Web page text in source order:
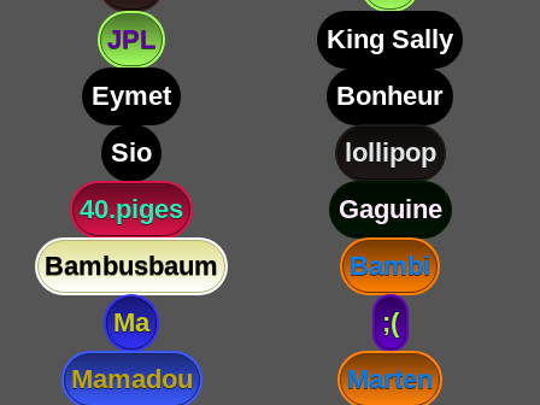
JPL
King Sally
Eymet
Bonheur
Sio
lollipop
40.piges
Gaguine
Bambusbaum
Bambi
Ma
;(
Mamadou
Marten